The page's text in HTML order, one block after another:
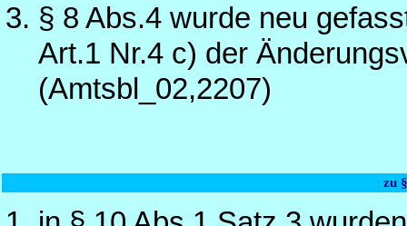
§ 8 Abs.4 wurde neu
Art.1 Nr.4 c) der
(Amtsbl_02,2207)
zu